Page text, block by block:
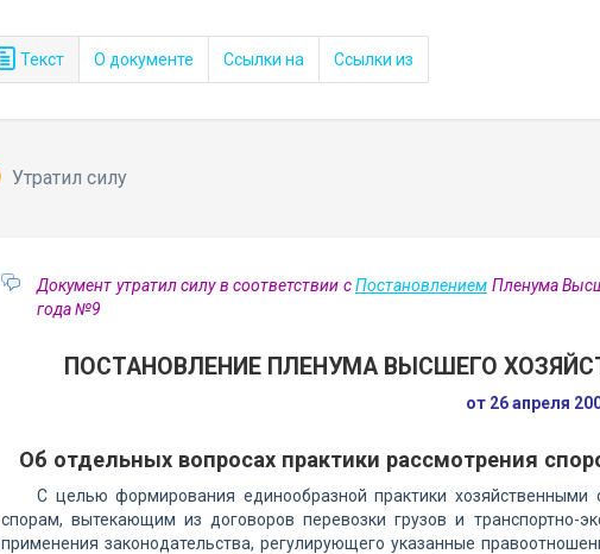
Текст О документе Ссылки на Ссылки из
Утратил силу
Документ утратил силу в соответствии сПостановлением Пленума
года №9
ПОСТАНОВЛЕНИЕ ПЛЕНУМА ВЫСШЕГО
от 26 апреля
Об отдельных вопросах практики рассмотрения
С целью формирования единообразной практики
спорам, вытекающим из договоров перевозки грузов и транспортно-
применения законодательства, регулирующего указанные